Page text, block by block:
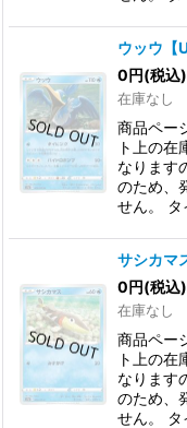
ウッウ【
0円(税込)
在庫なし
商品ペー
ト上の在
なります
のため、
せん。
サシカマ
0円(税込)
在庫なし
商品ペー
ト上の在
なります
のため、
せん。